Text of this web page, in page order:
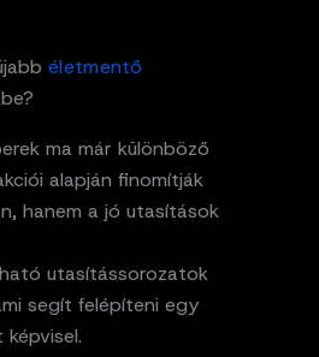
életmentő
ma már különböző
alapján finomítják
hanem a jó utasítások
utasítássorozatok
segít felépíteni egy